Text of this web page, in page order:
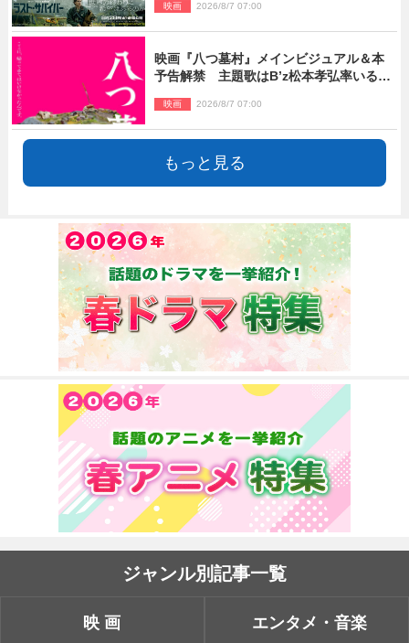
結！
映画 2026/8/7 07:00
映画『八つ墓村』メインビジュアル＆本
予告解禁 主題歌はB’z松本孝弘率いる
映画 2026/8/7 07:00
もっと見る
ジャンル別記事一覧
映画 エンタメ・音楽